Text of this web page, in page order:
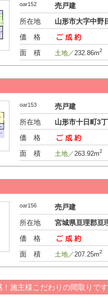
oar152
売戸建
所在地
山形市大字中野
価 格
-万円
面 積
土地／ 232.86m2
oar153
売戸建
所在地
山形市十日町3丁
価 格
-万円
面 積
土地／ 263.92m2
oar156
売戸建
所在地
宮城県亘理郡亘
価 格
-万円
面 積
土地／ 207.25m2
施主様こだわりの間取りです